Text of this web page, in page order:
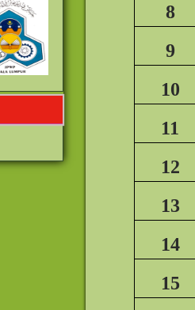
8
9
10
11
12
13
14
15